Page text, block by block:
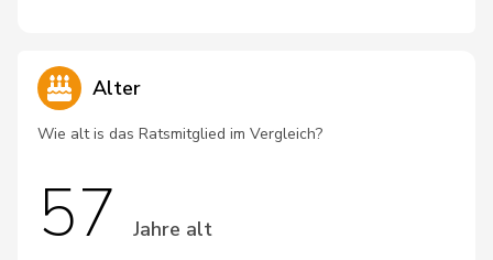
Alter
Wie alt is das Ratsmitglied im Vergleich?
57 Jahre alt